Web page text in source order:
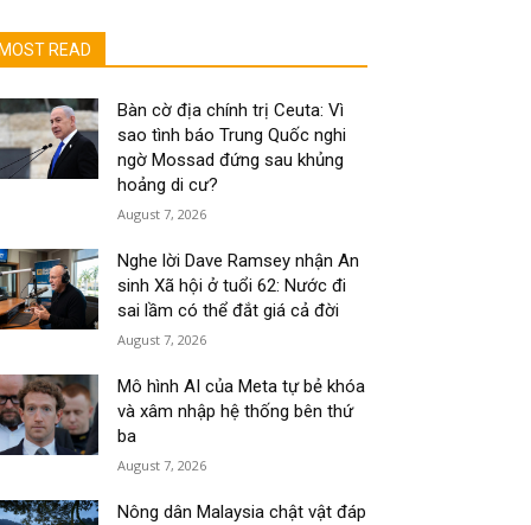
MOST READ
Bàn cờ địa chính trị Ceuta: Vì
sao tình báo Trung Quốc nghi
ngờ Mossad đứng sau khủng
hoảng di cư?
August 7, 2026
Nghe lời Dave Ramsey nhận An
sinh Xã hội ở tuổi 62: Nước đi
sai lầm có thể đắt giá cả đời
August 7, 2026
Mô hình AI của Meta tự bẻ khóa
và xâm nhập hệ thống bên thứ
ba
August 7, 2026
Nông dân Malaysia chật vật đáp